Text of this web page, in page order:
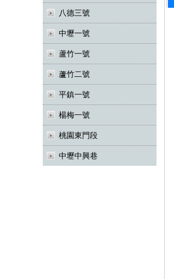
八德三號
中壢一號
蘆竹一號
蘆竹二號
平鎮一號
楊梅一號
桃園東門段
中壢中興巷